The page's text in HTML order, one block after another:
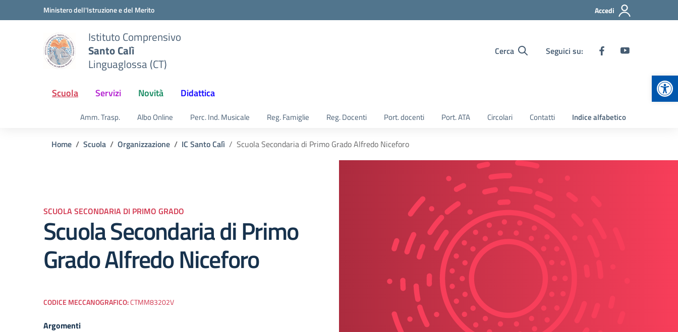
Vai ai contenuti
Vai al menu di navigazioneMinistero dell'Istruzione e del Merito Accedi
Istituto Comprensivo
Santo Calì
Linguaglossa (CT)
Cerca Seguici su:
Scuola Servizi Novità Didattica
Amm. Trasp. Albo Online Perc. Ind. Musicale Reg. Famiglie Reg. Docenti Port. docenti Port. ATA Circolari Contatti Indice alfabetico
Home Scuola Organizzazione IC Santo Calì Scuola Secondaria di Primo Grado Alfredo Niceforo
SCUOLA SECONDARIA DI PRIMO GRADO
Scuola Secondaria di Primo
Grado Alfredo Niceforo
CODICE MECCANOGRAFICO:CTMM83202V
Argomenti